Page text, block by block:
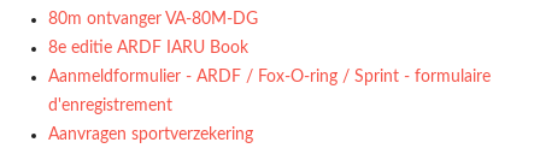
80m ontvanger VA-80M-DG
8e editie ARDF IARU Book
Aanmeldformulier - ARDF / Fox-O-ring / Sprint - formulaire
d'enregistrement
Aanvragen sportverzekering